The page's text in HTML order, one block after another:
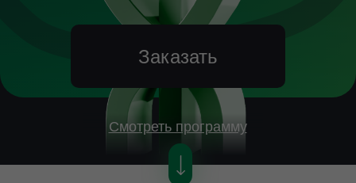
Заказать
Смотреть программу